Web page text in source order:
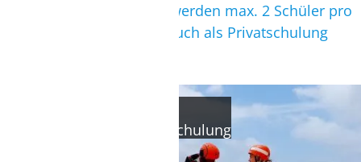
Ergebnisse zu erreichen, werden max. 2 Schüler pro
Lehrer unterrichtet oder auch als Privatschulung
Anfänger- und Aufsteigerschulung